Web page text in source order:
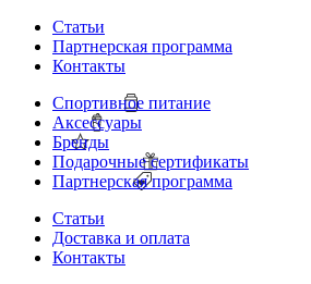
Статьи
Партнерская программа
Контакты
Спортивное питание
Аксессуары
Бренды
Подарочные сертификаты
Партнерская программа
Статьи
Доставка и оплата
Контакты